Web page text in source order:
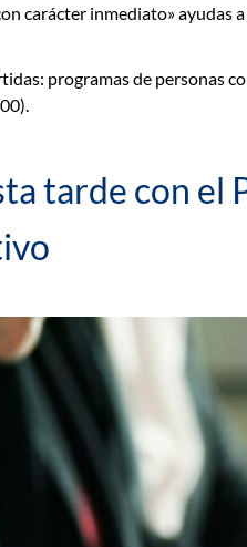
carácter inmediato»
programas de personas
tarde con